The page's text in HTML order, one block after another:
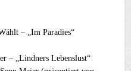
– „Im Paradies“
– „Lindners Lebenslust“